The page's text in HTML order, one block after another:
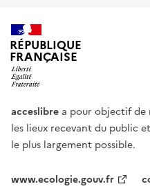
RÉPUBLIQUE
FRANÇAISE
acceslibre a pour objectif de
les lieux recevant du public
le plus largement possible.
www.ecologie.gouv.fr